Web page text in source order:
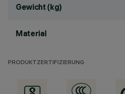
Gewicht (kg)
Material
PRODUKTZERTIFIZIERUNG